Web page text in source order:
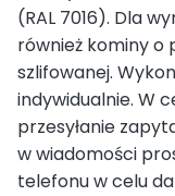
(RAL 7016). Dla
również kominy
szlifowanej.
indywidualnie. W
przesyłanie
w wiadomości
telefonu w celu